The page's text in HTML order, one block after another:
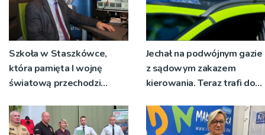
Szkoła w Staszkówce,
która pamięta I wojnę
światową przechodzi
Jechał na podwójnym gazie
z sądowym zakazem
kierowania. Teraz trafi do